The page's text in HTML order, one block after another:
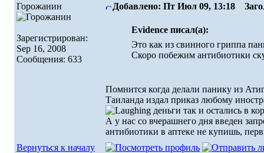
Горожанин
Зарегистрирован:
Sep 16, 2008
Сообщения: 633
Добавлено: Пт Июл 09, 13:18
Evidence писал(а):
Это как из свинного гриппа
Скоро побежим антибиотики
Помнится когда делали панику из
Таиланда издал приказ любому
деньги так и остались в
А у нас со вчерашнего дня введен
антибиотики в аптеке не купишь,
Вернуться к началу